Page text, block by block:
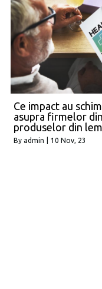
Ce impact au
asupra firmelor
produselor din
By admin 10 Nov, 23